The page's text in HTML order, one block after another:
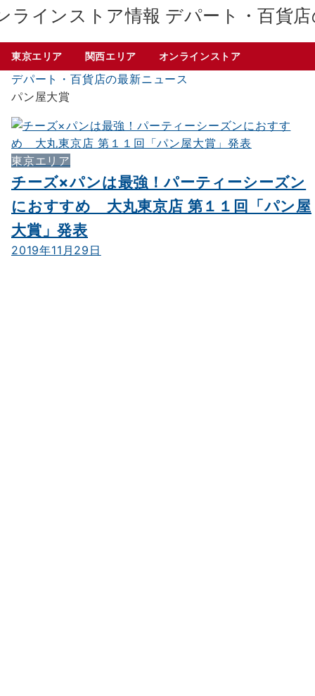
デパート・百貨
東京エリア 関西エリア オンラインストア
デパート・百貨店の最新ニュース
パン屋大賞
東京エリア
チーズ×パンは最強！パーティーシーズン
におすすめ 大丸東京店 第１１回「パン屋
大賞」発表
2019年11月29日